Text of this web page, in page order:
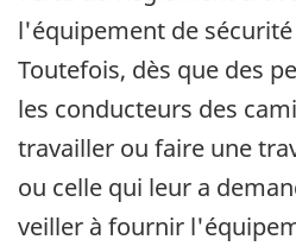
l'équipement de
Toutefois, dès que des
les conducteurs des
travailler ou faire une
ou celle qui leur a
veiller à fournir